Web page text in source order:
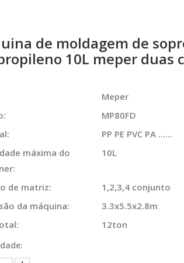
de moldagem de
10L meper duas
Meper
MP80FD
PP PE PVC PA ......
máxima do
10L
de matriz:
1,2,3,4 conjunto
da máquina:
3.3x5.5x2.8m
12ton